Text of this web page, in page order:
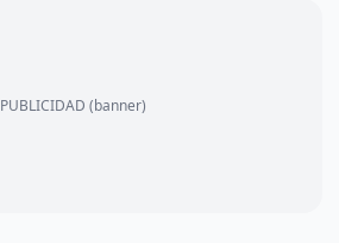
PUBLICIDAD (banner)